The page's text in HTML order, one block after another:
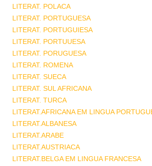
LITERAT. POLACA
LITERAT. PORTUGUESA
LITERAT. PORTUGUIESA
LITERAT. PORTUUESA
LITERAT. PORUGUESA
LITERAT. ROMENA
LITERAT. SUECA
LITERAT. SUL AFRICANA
LITERAT. TURCA
LITERAT.AFRICANA EM LINGUA
LITERAT.ALBANESA
LITERAT.ARABE
LITERAT.AUSTRIACA
LITERAT.BELGA EM LINGUA FRANCESA